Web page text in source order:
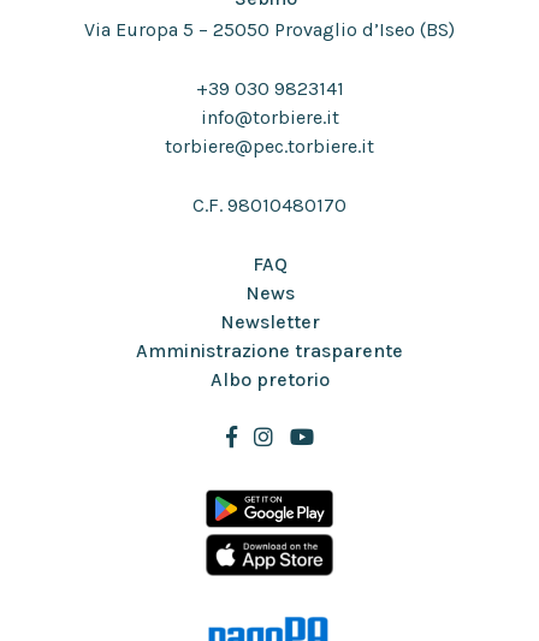
Via Europa 5 – 25050 Provaglio d’Iseo (BS)
+39 030 9823141
info@torbiere.it
torbiere@pec.torbiere.it
C.F. 98010480170
FAQ
News
Newsletter
Amministrazione trasparente
Albo pretorio